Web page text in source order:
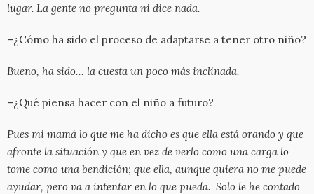
lugar. La gente no pregunta ni dice nada.
–¿Cómo ha sido el proceso de adaptarse a tener otro niño?
Bueno, ha sido… la cuesta un poco más inclinada.
–¿Qué piensa hacer con el niño a futuro?
Pues mi mamá lo que me ha dicho es que ella está orando y que
afronte la situación y que en vez de verlo como una carga lo
tome como una bendición; que ella, aunque quiera no me puede
ayudar, pero va a intentar en lo que pueda. Solo le he contado